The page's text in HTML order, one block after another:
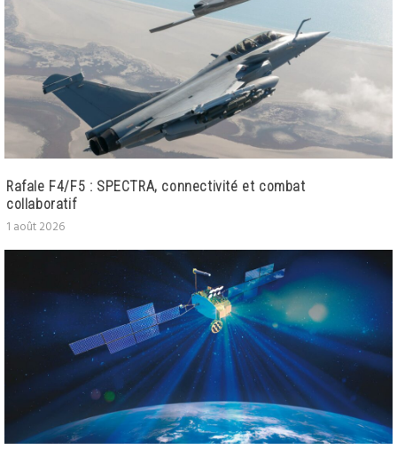
Rafale F4/F5 : SPECTRA, connectivité et combat
collaboratif
1 août 2026